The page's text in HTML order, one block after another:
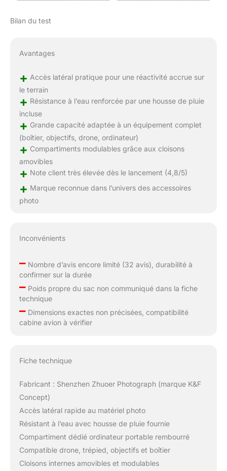
Bilan du test
Avantages
+ Accès latéral pratique pour une réactivité accrue sur
le terrain
+ Résistance à l’eau renforcée par une housse de pluie
incluse
+ Grande capacité adaptée à un équipement complet
(boîtier, objectifs, drone, ordinateur)
+ Compartiments modulables grâce aux cloisons
amovibles
+ Note client très élevée dès le lancement (4,8/5)
+ Marque reconnue dans l’univers des accessoires
photo
Inconvénients
–Nombre d’avis encore limité (32 avis), durabilité à
confirmer sur la durée
–Poids propre du sac non communiqué dans la fiche
technique
–Dimensions exactes non précisées, compatibilité
cabine avion à vérifier
Fiche technique
Fabricant : Shenzhen Zhuoer Photograph (marque K&F
Concept)
Accès latéral rapide au matériel photo
Résistant à l’eau avec housse de pluie fournie
Compartiment dédié ordinateur portable rembourré
Compatible drone, trépied, objectifs et boîtier
Cloisons internes amovibles et modulables